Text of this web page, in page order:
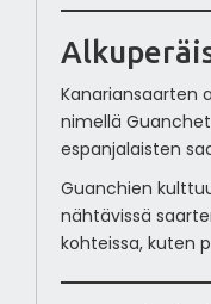
Kanariansaarten
nimellä
espanjalaisten
Guanchien
nähtävissä
kohteissa, kuten